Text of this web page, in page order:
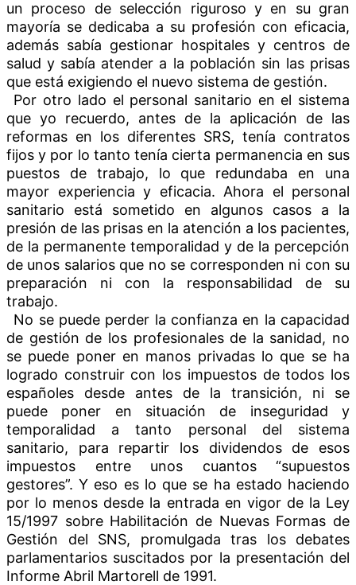
un proceso de selección riguroso y en su gran
mayoría se dedicaba a su profesión con eficacia,
además sabía gestionar hospitales y centros de
salud y sabía atender a la población sin las prisas
que está exigiendo el nuevo sistema de gestión.
Por otro lado el personal sanitario en el sistema
que yo recuerdo, antes de la aplicación de las
reformas en los diferentes SRS, tenía contratos
fijos y por lo tanto tenía cierta permanencia en sus
puestos de trabajo, lo que redundaba en una
mayor experiencia y eficacia. Ahora el personal
sanitario está sometido en algunos casos a la
presión de las prisas en la atención a los pacientes,
de la permanente temporalidad y de la percepción
de unos salarios que no se corresponden ni con su
preparación ni con la responsabilidad de su
trabajo.
No se puede perder la confianza en la capacidad
de gestión de los profesionales de la sanidad, no
se puede poner en manos privadas lo que se ha
logrado construir con los impuestos de todos los
españoles desde antes de la transición, ni se
puede poner en situación de inseguridad y
temporalidad a tanto personal del sistema
sanitario, para repartir los dividendos de esos
impuestos entre unos cuantos “supuestos
gestores”. Y eso es lo que se ha estado haciendo
por lo menos desde la entrada en vigor de la Ley
15/1997 sobre Habilitación de Nuevas Formas de
Gestión del SNS, promulgada tras los debates
parlamentarios suscitados por la presentación del
Informe Abril Martorell de 1991.